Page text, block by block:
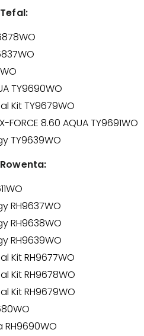
Tefal:
TY9690WO
Kit TY9679WO
FORCE 8.60 AQUA TY9691WO
TY9639WO
Rowenta:
RH9637WO
RH9638WO
RH9639WO
Kit RH9677WO
Kit RH9678WO
Kit RH9679WO
RH9690WO